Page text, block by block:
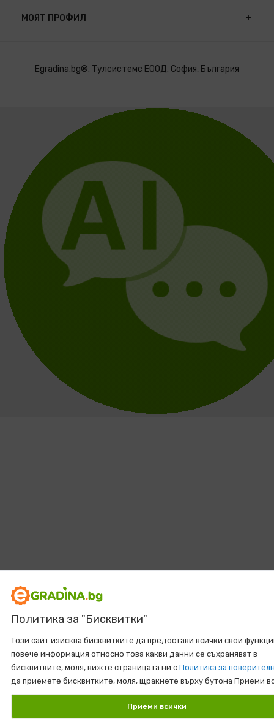
Политика за "Бисквитки"
Този сайт изисква бисквитките да предостави всички свои
повече информация относно това какви данни се съхраняват в
бисквитките, моля, вижте страницата ни с Политика за
да приемете бисквитките, моля, щракнете върху бутона Приеми
Приеми всички
МОЯТ ПРОФИЛ
Egradina.bg®. Тулсистемс ЕООД. София, България